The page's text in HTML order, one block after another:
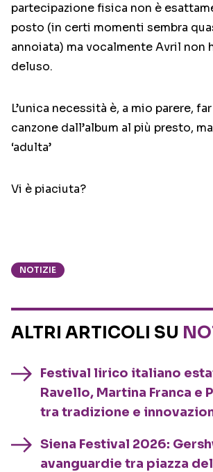
partecipazione fisica non è
posto (in certi momenti sembra
annoiata) ma vocalmente Avril non
deluso.
L’unica necessità è, a mio parere,
canzone dall’album al più presto,
‘adulta’
Vi è piaciuta?
NOTIZIE
ALTRI ARTICOLI SU
Festival lirico italiano
Ravello, Martina Franca e
tra tradizione e
Siena Festival 2026:
avanguardie tra piazza